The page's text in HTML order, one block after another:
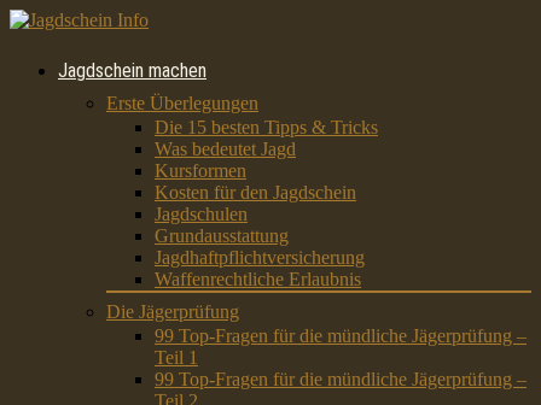
Jagdschein machen
Erste Überlegungen
Die 15 besten Tipps & Tricks
Was bedeutet Jagd
Kursformen
Kosten für den Jagdschein
Jagdschulen
Grundausstattung
Jagdhaftpflichtversicherung
Waffenrechtliche Erlaubnis
Die Jägerprüfung
99 Top-Fragen für die mündliche Jägerprüfung –
Teil 1
99 Top-Fragen für die mündliche Jägerprüfung –
Teil 2